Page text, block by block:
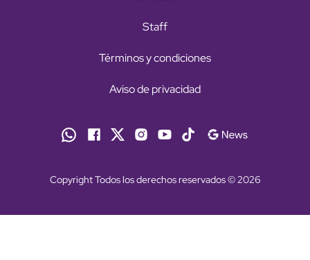
Staff
Términos y condiciones
Aviso de privacidad
Copyright Todos los derechos reservados © 2026